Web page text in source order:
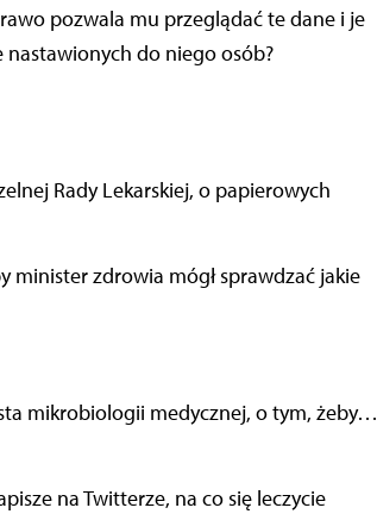
pozwala mu przeglądać te dane i je
nastawionych do niego osób?
Rady Lekarskiej, o papierowych
mikrobiologii medycznej, o tym, żeby…
na Twitterze, na co się leczycie